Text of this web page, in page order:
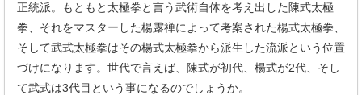
正統派。もともと太極拳と言う武術自体を考え出した陳式太極
拳、それをマスターした楊露禅によって考案された楊式太極拳、
そして武式太極拳はその楊式太極拳から派生した流派という位置
づけになります。世代で言えば、陳式が初代、楊式が2代、そし
て武式は3代目という事になるのでしょうか。